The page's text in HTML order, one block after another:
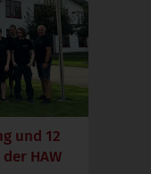
und 12
HAW